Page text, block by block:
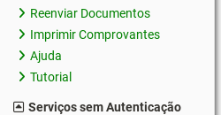
Reenviar Documentos
Imprimir Comprovantes
Ajuda
Tutorial
Serviços sem Autenticação